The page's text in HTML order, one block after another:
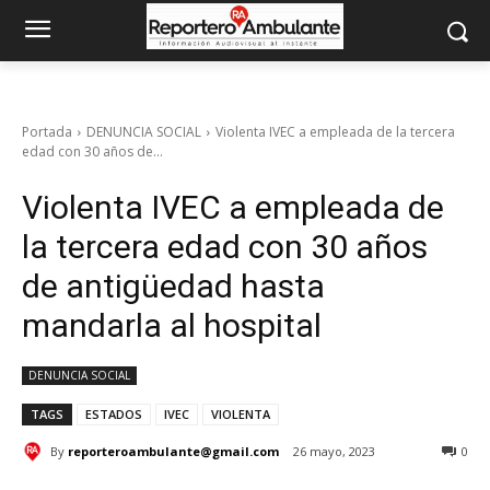
Portada DENUNCIA SOCIAL
Violenta IVEC a empleada de la tercera
edad con 30 años de...
Violenta IVEC a empleada de
la tercera edad con 30 años
de antigüedad hasta
mandarla al hospital
DENUNCIA SOCIAL
TAGS ESTADOS IVEC VIOLENTA
By reporteroambulante@gmail.com 26 mayo, 2023 0